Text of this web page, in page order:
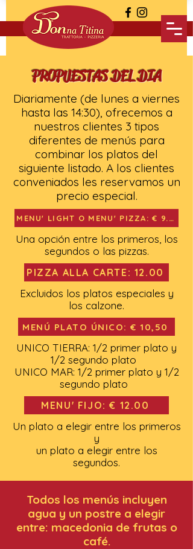
PROPUESTAS DEL DIA
Diariamente (de lunes a viernes
hasta las 14:30), ofrecemos a
nuestros clientes 3 tipos
diferentes de menús para
combinar los platos del
siguiente listado. A los clientes
conveniados les reservamos un
precio especial.
MENU' LIGHT O MENU' PIZZA: € 9.00
Una opción entre los primeros, los
segundos o las pizzas.
PIZZA ALLA CARTE: 12.00
Excluidos los platos especiales y
los calzone.
MENÚ PLATO ÚNICO: € 10,50
UNICO TIERRA: 1/2 primer plato y
1/2 segundo plato
UNICO MAR: 1/2 primer plato y 1/2
segundo plato
MENU' FIJO: € 12.00
Un plato a elegir entre los primeros
y
un plato a elegir entre los
segundos.
Todos los menús incluyen
agua y un postre a elegir
entre: macedonia de frutas o
café.